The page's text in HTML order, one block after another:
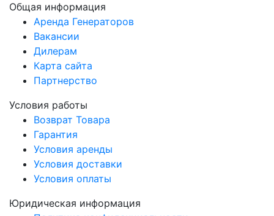
Общая информация
Аренда Генераторов
Вакансии
Дилерам
Карта сайта
Партнерство
Условия работы
Возврат Товара
Гарантия
Условия аренды
Условия доставки
Условия оплаты
Юридическая информация